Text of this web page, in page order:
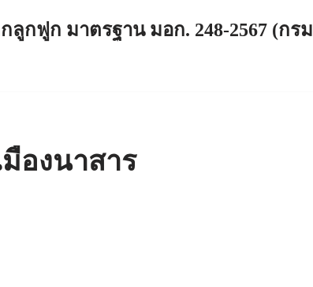
ลูกฟูก มาตรฐาน มอก. 248-2567 (กรม
องนาสาร